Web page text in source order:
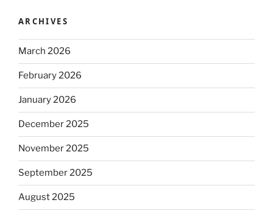
ARCHIVES
March 2026
February 2026
January 2026
December 2025
November 2025
September 2025
August 2025